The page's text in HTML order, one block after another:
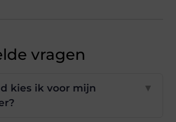
vragen
kies ik voor mijn
▼